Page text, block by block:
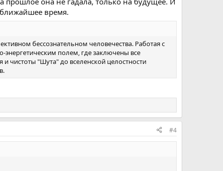
ближайшее время.
бессознательном человечества. Работая с
полем, где заключены все
чистоты "Шута" до вселенской целостности
#4